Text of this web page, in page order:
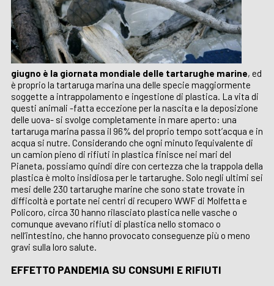
giugno è la giornata mondiale delle tartarughe marine, ed
è proprio la tartaruga marina una delle specie maggiormente
soggette a intrappolamento e ingestione di plastica. La vita di
questi animali -fatta eccezione per la nascita e la deposizione
delle uova- si svolge completamente in mare aperto: una
tartaruga marina passa il 96% del proprio tempo sott’acqua e in
acqua si nutre. Considerando che ogni minuto l’equivalente di
un camion pieno di rifiuti in plastica finisce nei mari del
Pianeta, possiamo quindi dire con certezza che la trappola della
plastica è molto insidiosa per le tartarughe. Solo negli ultimi sei
mesi delle 230 tartarughe marine che sono state trovate in
difficoltà e portate nei centri di recupero WWF di Molfetta e
Policoro, circa 30 hanno rilasciato plastica nelle vasche o
comunque avevano rifiuti di plastica nello stomaco o
nell’intestino, che hanno provocato conseguenze più o meno
gravi sulla loro salute.
EFFETTO PANDEMIA SU CONSUMI E RIFIUTI